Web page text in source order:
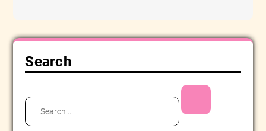
Search
Search